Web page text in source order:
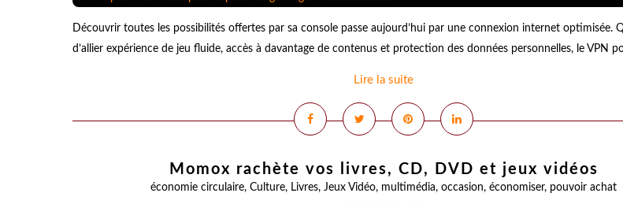
Découvrir toutes les possibilités offertes par sa console passe aujourd’hui par une connexion internet optimisée.
d’allier expérience de jeu fluide, accès à davantage de contenus et protection des données personnelles, le VPN
Lire la suite
Momox rachète vos livres, CD, DVD et jeux vidéos
économie circulaire, Culture, Livres, Jeux Vidéo, multimédia, occasion, économiser, pouvoir achat